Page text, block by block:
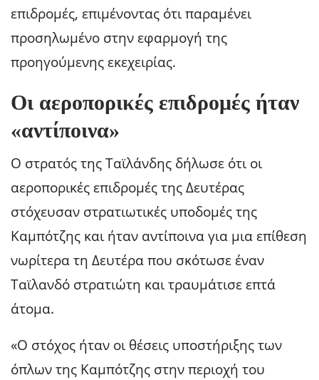
επιδρομές, επιμένοντας ότι παραμένει
προσηλωμένο στην εφαρμογή της
προηγούμενης εκεχειρίας.
Οι αεροπορικές επιδρομές ήταν
«αντίποινα»
Ο στρατός της Ταϊλάνδης δήλωσε ότι οι
αεροπορικές επιδρομές της Δευτέρας
στόχευσαν στρατιωτικές υποδομές της
Καμπότζης και ήταν αντίποινα για μια επίθεση
νωρίτερα τη Δευτέρα που σκότωσε έναν
Ταϊλανδό στρατιώτη και τραυμάτισε επτά
άτομα.
«Ο στόχος ήταν οι θέσεις υποστήριξης των
όπλων της Καμπότζης στην περιοχή του